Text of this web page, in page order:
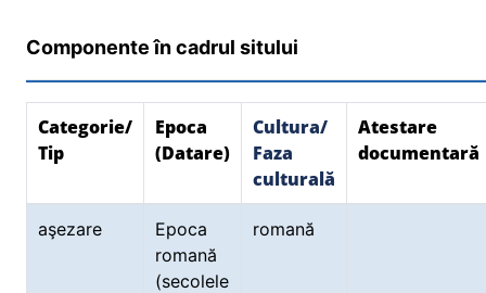
Componente în cadrul sitului
Categorie/
Tip
Epoca
(Datare)
Cultura/
Faza
culturală
Atestare
documentară
aşezare
Epoca
romană
(secolele
romană